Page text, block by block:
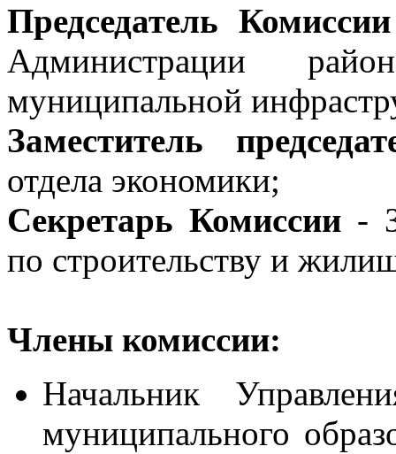
Председатель Комиссии
Администрации
муниципальной
Заместитель
отдела экономики;
Секретарь Комиссии -
по строительству и
Члены комиссии:
Начальник
муниципального